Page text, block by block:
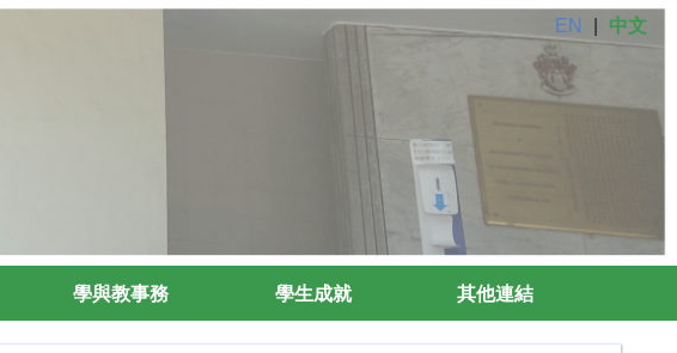
EN 中文
學與教事務 學生成就 其他連結